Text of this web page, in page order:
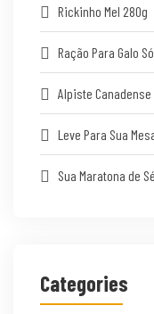
Rickinho Mel 280g
Ração Para Galo
Alpiste Canadense
Leve Para Sua
Sua Maratona de
Categories